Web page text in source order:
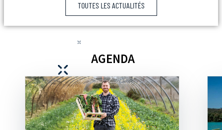
TOUTES LES ACTUALITÉS
AGENDA